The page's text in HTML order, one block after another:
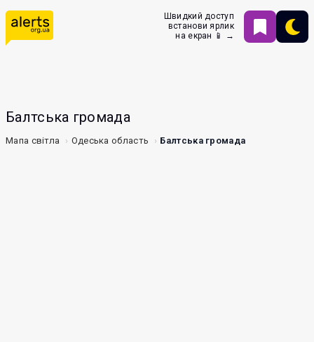
Швидкий доступ
встанови ярлик
на екран 📱 →
Балтська громада
Мапа світла Одеська область Балтська громада